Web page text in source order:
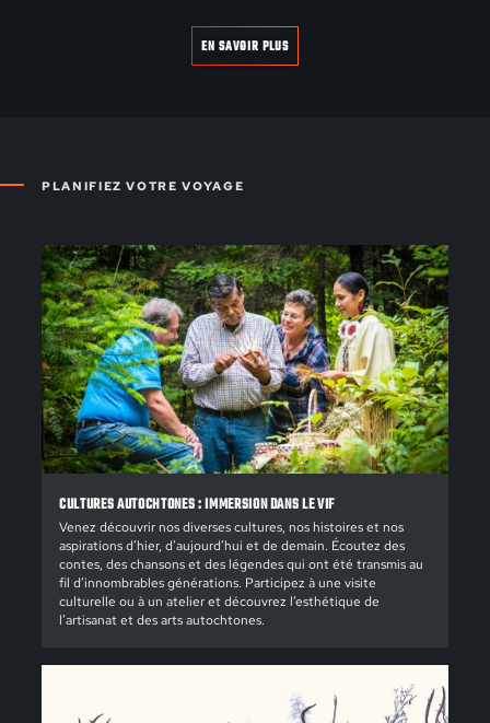
EN SAVOIR PLUS
PLANIFIEZ VOTRE VOYAGE
CULTURES AUTOCHTONES : IMMERSION DANS LE VIF
Venez découvrir nos diverses cultures, nos histoires et nos
aspirations d’hier, d’aujourd’hui et de demain. Écoutez des
contes, des chansons et des légendes qui ont été transmis au
fil d’innombrables générations. Participez à une visite
culturelle ou à un atelier et découvrez l’esthétique de
l’artisanat et des arts autochtones.